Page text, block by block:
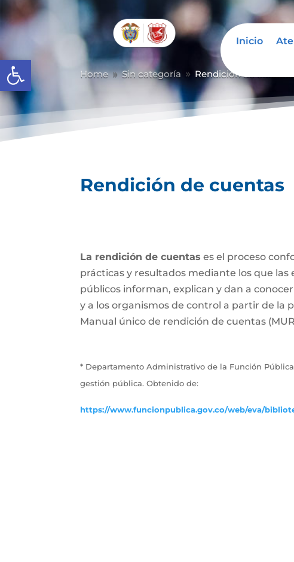
Abrir barra de herramientas
Inicio
Home 9 Sin categoría 9 Rendición de cuentas
Rendición de cuentas
La rendición de cuentas es el proceso
prácticas y resultados mediante los que
públicos informan, explican y dan a
y a los organismos de control a partir de la
Manual único de rendición de cuentas
* Departamento Administrativo de la Función
gestión pública. Obtenido de:
https://www.funcionpublica.gov.co/web/eva/